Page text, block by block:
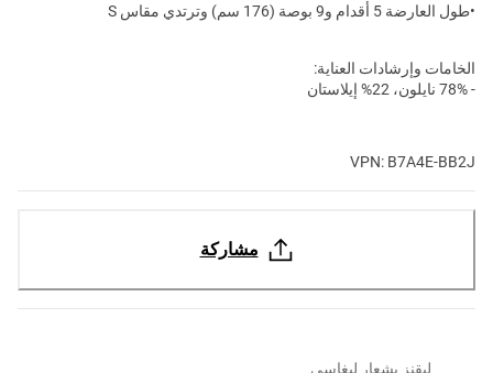
•طول العارضة 5 أقدام و9 بوصة (176 سم) وترتدي مقاس S
الخامات وإرشادات العناية:
- 78% نايلون، 22% إيلاستان
VPN: B7A4E-BB2J
مشاركة
ليقنز بشعار ليغاسي